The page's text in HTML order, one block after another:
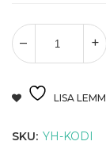
LISA
SKU: YH-KODI